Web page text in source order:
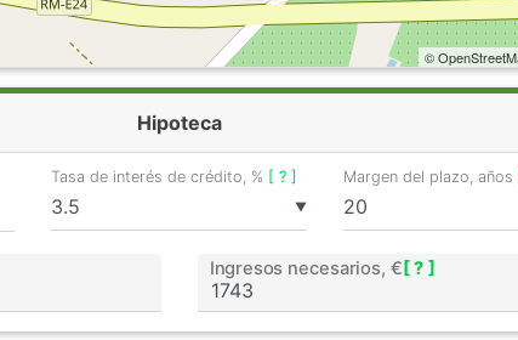
©
Hipoteca
▼
Tasa de interés de crédito, % [ ? ] Margen del plazo, años
Ingresos necesarios, € [ ? ]